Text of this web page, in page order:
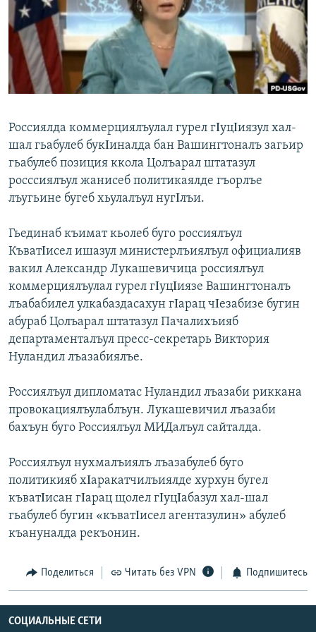
РАСПИСАНИЕ ВЕЩАНИЯ
ПОДПИШИТЕСЬ НА РАССЫЛКУ
СОЦИАЛЬНЫЕ СЕТИ
Все сайты РСЕ/РС
Россиялда коммерциялъулал гурел гΙуцΙиязул хал-
шал гьабулеб букΙиналда бан Вашингтоналъ загьир
гьабулеб позиция ккола Цолъарал штатазул
росссиялъул жанисеб политикаялде гъорлъе
лъугьине бугеб хьулалъул нугΙлъи.
Гьединаб къимат кьолеб буго россиялъул
КъватΙисел ишазул министерлъиялъул официалияв
вакил Александр Лукашевичица россиялъул
коммерциялъулал гурел гΙуцΙиязе Вашингтоналъ
лъабабилел улкабаздасахун гΙарац чΙезабизе бугин
абураб Цолъарал штатазул Пачалихъияб
департаменталъул пресс-секретарь Виктория
Нуландил лъазабиялъе.
Россиялъул дипломатас Нуландил лъазаби риккана
провокациялъулаблъун. Лукашевичил лъазаби
бахъун буго Россиялъул МИДалъул сайталда.
Россиялъул нухмалъиялъ лъазабулеб буго
политикияб хΙаракатчилъиялде хурхун бугел
къватΙисан гΙарац щолел гΙуцΙабазул хал-шал
гьабулеб бугин «къватΙисел агентазулин» абулеб
къануналда рекъонин.
Поделиться Читать без VPN Подпишитесь
СОЦИАЛЬНЫЕ СЕТИ